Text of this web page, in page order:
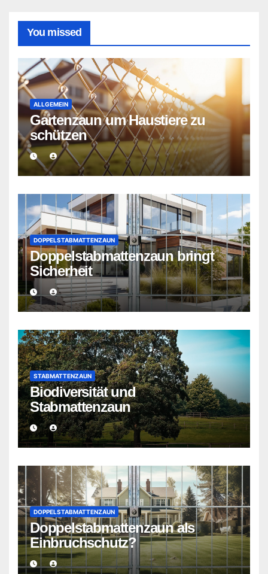
You missed
ALLGEMEIN
Gartenzaun um Haustiere zu
schützen
DOPPELSTABMATTENZAUN
Doppelstabmattenzaun bringt
Sicherheit
STABMATTENZAUN
Biodiversität und
Stabmattenzaun
DOPPELSTABMATTENZAUN
Doppelstabmattenzaun als
Einbruchschutz?